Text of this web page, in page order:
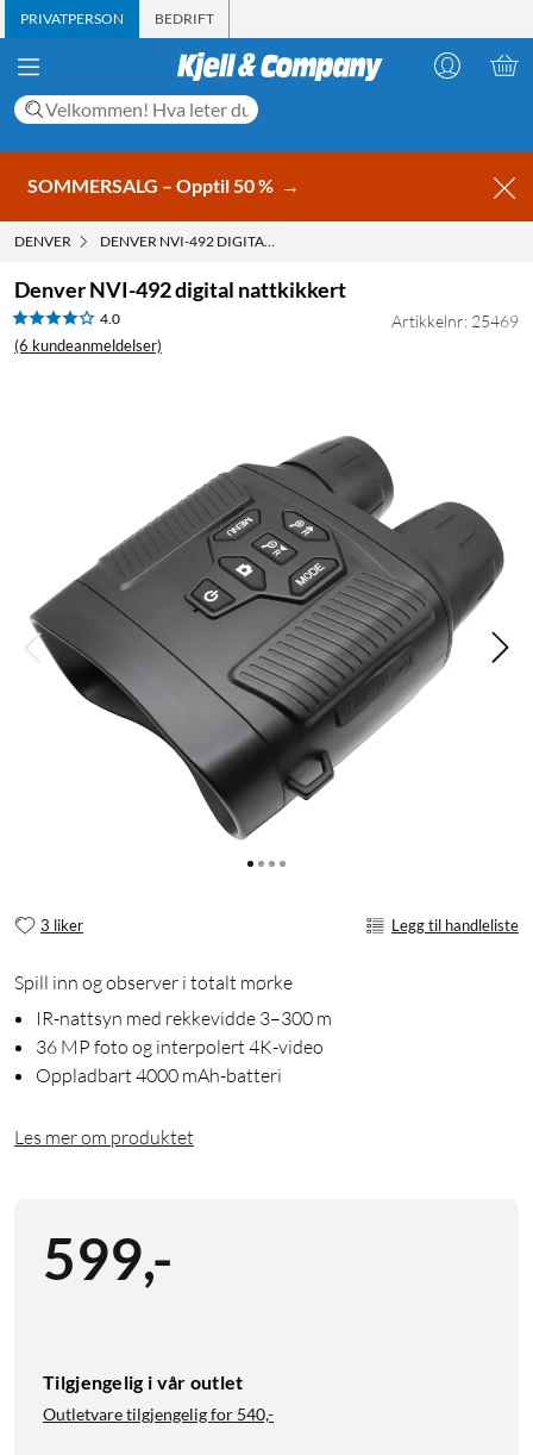
PRIVATPERSON BEDRIFT
SOMMERSALG – Opptil 50 % →
DENVER DENVER NVI-492 DIGITAL NATTKIKKERT
Denver NVI-492 digital nattkikkert
4.0
(6 kundeanmeldelser)
Artikkelnr: 25469
3 liker Legg til handleliste
Spill inn og observer i totalt mørke
IR-nattsyn med rekkevidde 3–300 m
36 MP foto og interpolert 4K-video
Oppladbart 4000 mAh-batteri
Les mer om produktet
599,-
Tilgjengelig i vår outlet
Outletvare tilgjengelig for 540,-